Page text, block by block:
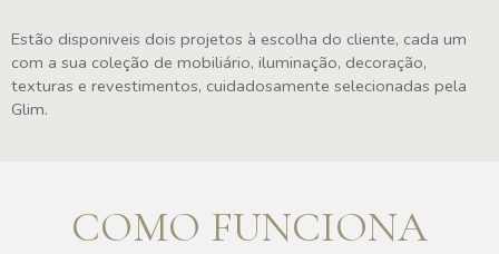
Estão disponiveis dois projetos à escolha do cliente, cada um
com a sua coleção de mobiliário, iluminação, decoração,
texturas e revestimentos, cuidadosamente selecionadas pela
Glim.
COMO FUNCIONA